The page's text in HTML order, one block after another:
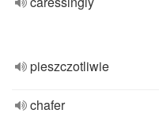
pieszczotliwie
chafer